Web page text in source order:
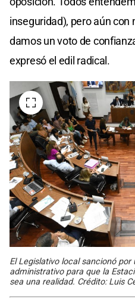
inseguridad), pero aún con
damos un voto de
expresó el edil radical.
El Legislativo local sancionó
administrativo para que la
sea una realidad. Crédito: Luis